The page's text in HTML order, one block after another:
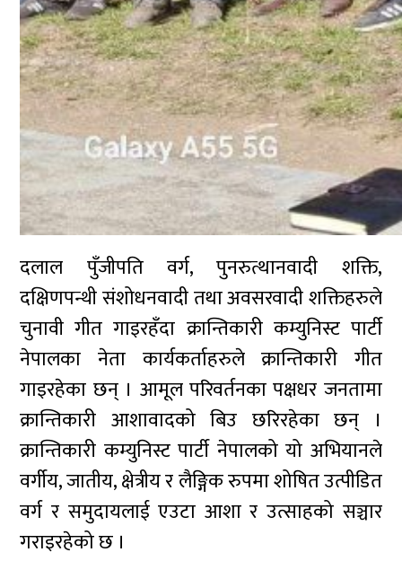
दलाल पुँजीपति वर्ग, पुनरुत्थानवादी शक्ति,
दक्षिणपन्थी संशोधनवादी तथा अवसरवादी शक्तिहरुले
चुनावी गीत गाइरहँदा क्रान्तिकारी कम्युनिस्ट पार्टी
नेपालका नेता कार्यकर्ताहरुले क्रान्तिकारी गीत
गाइरहेका छन् । आमूल परिवर्तनका पक्षधर जनतामा
क्रान्तिकारी आशावादको बिउ छरिरहेका छन् ।
क्रान्तिकारी कम्युनिस्ट पार्टी नेपालको यो अभियानले
वर्गीय, जातीय, क्षेत्रीय र लैङ्गिक रुपमा शोषित उत्पीडित
वर्ग र समुदायलाई एउटा आशा र उत्साहको सञ्चार
गराइरहेको छ ।